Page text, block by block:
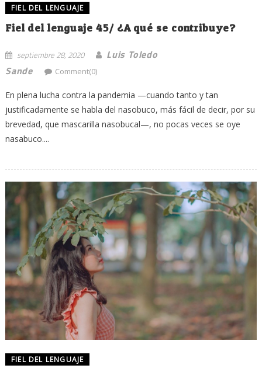
FIEL DEL LENGUAJE
Fiel del lenguaje 45/ ¿A qué se contribuye?
septiembre 28, 2020
Luis Toledo
Sande
Comment(0)
En plena lucha contra la pandemia —cuando tanto y tan
justificadamente se habla del nasobuco, más fácil de decir, por su
brevedad, que mascarilla nasobucal—, no pocas veces se oye
nasabuco....
FIEL DEL LENGUAJE